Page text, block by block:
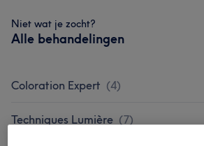
Niet wat je zocht?
Alle behandelingen
Coloration Expert (4)
Techniques Lumière (7)